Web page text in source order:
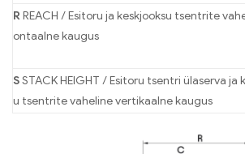
RREACH / Esitoru ja keskjooksu tsentrite
ontaalne kaugus
SSTACK HEIGHT / Esitoru tsentri ülaserva ja
u tsentrite vaheline vertikaalne kaugus